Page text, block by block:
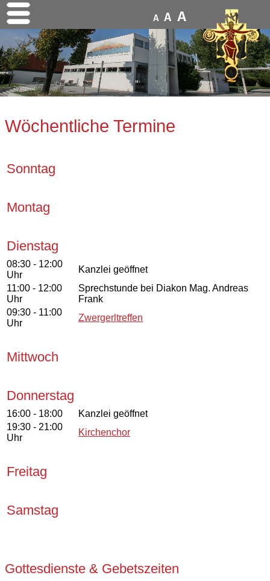
A A A
Wöchentliche Termine
Sonntag
Montag
Dienstag
08:30 - 12:00
Uhr
Kanzlei geöffnet
11:00 - 12:00
Uhr
Sprechstunde bei Diakon Mag. Andreas
Frank
09:30 - 11:00
Uhr
Zwergerltreffen
Mittwoch
Donnerstag
16:00 - 18:00
Kanzlei geöffnet
19:30 - 21:00
Uhr
Kirchenchor
Freitag
Samstag
Gottesdienste & Gebetszeiten